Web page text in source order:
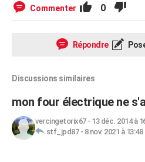
Commenter 0
Répondre
Discussions similaires
mon four électrique ne
vercingetorix67- 13 déc. 2014 à
stf_jpd87- 8 nov. 2021 à 13:48